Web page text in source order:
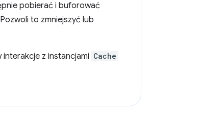
pobierać i buforować
to zmniejszyć lub
z instancjami Cache